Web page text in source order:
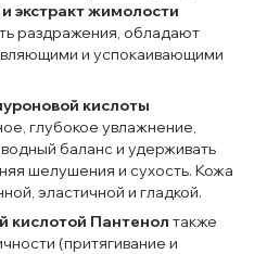
экстракт жимолости
раздражения, обладают
и успокаивающими
кислоты
глубокое увлажнение,
баланс и удерживать
шелушения и сухость. Кожа
эластичной и гладкой.
кислотой Пантенол также
(притягивание и